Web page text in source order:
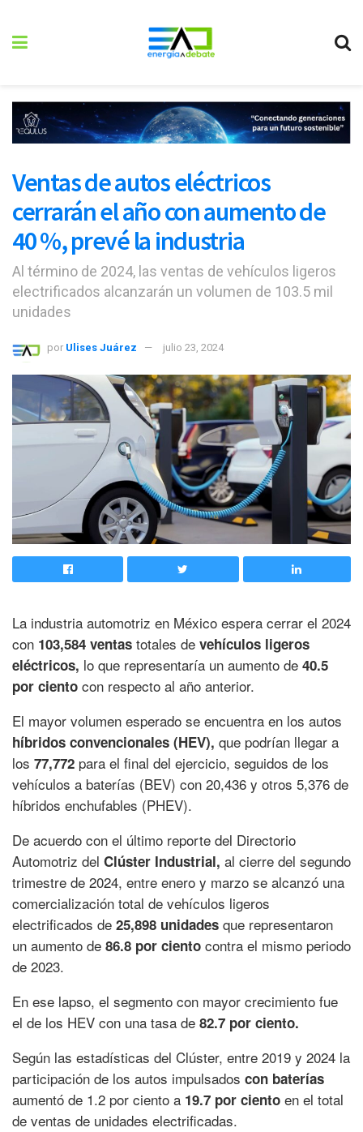
Ventas de autos eléctricos
cerrarán el año con aumento de
40 %, prevé la industria
Al término de 2024, las ventas de vehículos ligeros
electrificados alcanzarán un volumen de 103.5 mil
unidades
por Ulises Juárez julio 23, 2024
La industria automotriz en México espera cerrar el 2024
con 103,584 ventas totales de vehículos ligeros
eléctricos, lo que representaría un aumento de 40.5
por ciento con respecto al año anterior.
El mayor volumen esperado se encuentra en los autos
híbridos convencionales (HEV), que podrían llegar a
los 77,772 para el final del ejercicio, seguidos de los
vehículos a baterías (BEV) con 20,436 y otros 5,376 de
híbridos enchufables (PHEV).
De acuerdo con el último reporte del Directorio
Automotriz del Clúster Industrial, al cierre del segundo
trimestre de 2024, entre enero y marzo se alcanzó una
comercialización total de vehículos ligeros
electrificados de 25,898 unidades que representaron
un aumento de 86.8 por ciento contra el mismo periodo
de 2023.
En ese lapso, el segmento con mayor crecimiento fue
el de los HEV con una tasa de 82.7 por ciento.
Según las estadísticas del Clúster, entre 2019 y 2024 la
participación de los autos impulsados con baterías
aumentó de 1.2 por ciento a 19.7 por ciento en el total
de ventas de unidades electrificadas.